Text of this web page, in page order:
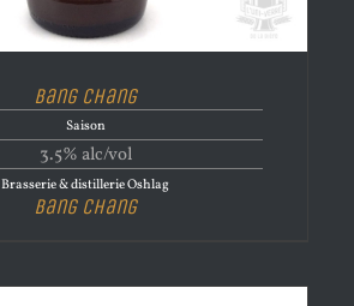
Bang Chang
Saison
3.5% alc/vol
Brasserie & distillerie Oshlag
Bang Chang